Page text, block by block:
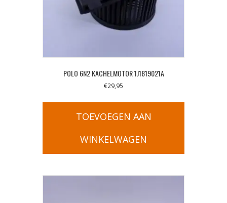
POLO 6N2 KACHELMOTOR 1J1819021A
€29,95
TOEVOEGEN AAN
WINKELWAGEN